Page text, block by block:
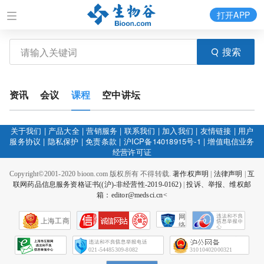
搜索
打开APP
资讯 会议 课程 空中讲坛
关于我们 | 产品大全|营销服务 | 联系我们 | 加入我们 | 友情链接 | 用户
服务协议 | 隐私保护 |免责条款 | 沪ICP备14018915号-1 |增值电信业务
经营许可证
Copyright©2001-2020 bioon.com 版权所有 不得转载.著作权声明 法律声明
互
联网药品信息服务资格证书((沪)-非经营性-2019-0162)|投诉、举报、维权邮
箱：editor@medsci.cn<
上海工商
网
络
会
征
021-54485309-8082 31010402000321